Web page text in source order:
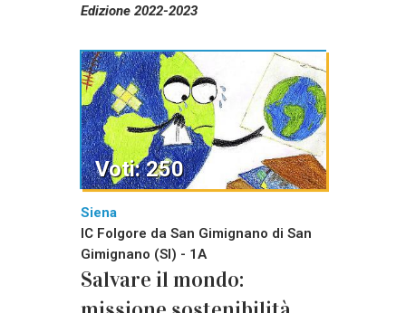
Edizione 2022-2023
Siena
IC Folgore da San Gimignano di San
Gimignano (SI) - 1A
Salvare il mondo:
Voti: 250